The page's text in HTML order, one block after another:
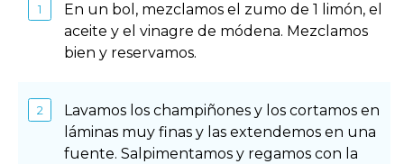
En un bol, mezclamos el zumo de 1 limón, el
aceite y el vinagre de módena. Mezclamos
bien y reservamos.
Lavamos los champiñones y los cortamos en
láminas muy finas y las extendemos en una
fuente. Salpimentamos y regamos con la